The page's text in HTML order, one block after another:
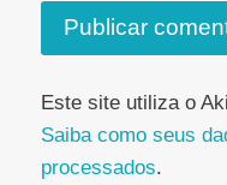
Este site utiliza o
Saiba como seus
processados.